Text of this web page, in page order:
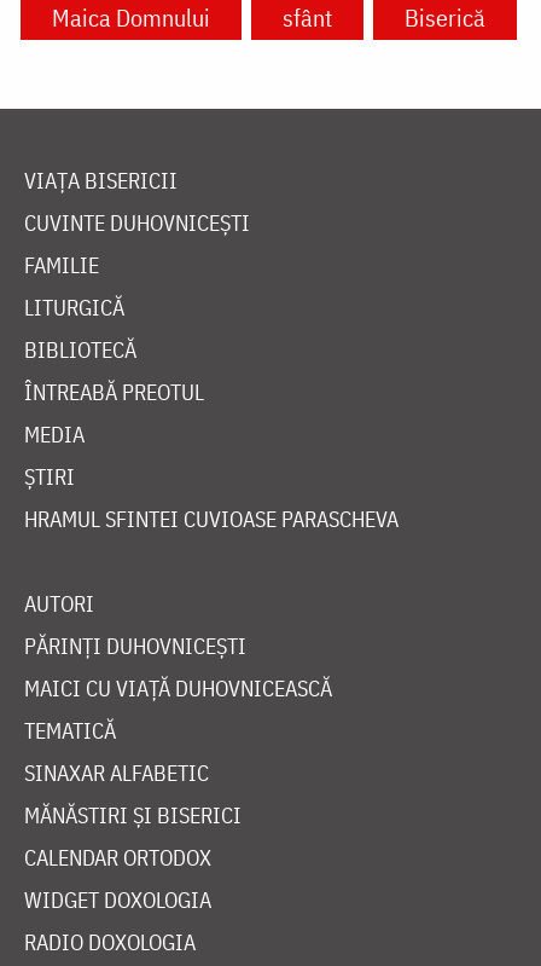
Maica Domnului
sfânt Biserică
VIAȚA BISERICII
CUVINTE DUHOVNICEȘTI
FAMILIE
LITURGICĂ
BIBLIOTECĂ
ÎNTREABĂ PREOTUL
MEDIA
ȘTIRI
HRAMUL SFINTEI CUVIOASE PARASCHEVA
AUTORI
PĂRINȚI DUHOVNICEȘTI
MAICI CU VIAȚĂ DUHOVNICEASCĂ
TEMATICĂ
SINAXAR ALFABETIC
MĂNĂSTIRI ȘI BISERICI
CALENDAR ORTODOX
WIDGET DOXOLOGIA
RADIO DOXOLOGIA